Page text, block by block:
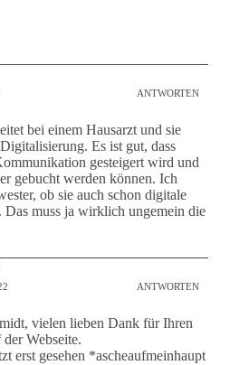
ANTWORTEN
bei einem Hausarzt und sie
Es ist gut, dass
gesteigert wird und
gebucht werden können. Ich
ob sie auch schon digitale
Das muss ja wirklich ungemein die
ANTWORTEN
vielen lieben Dank für Ihren
Webseite.
erst gesehen *ascheaufmeinhaupt